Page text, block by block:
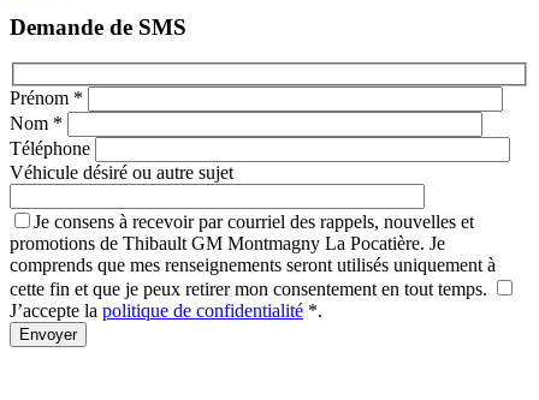
Demande de SMS
Prénom *
Nom *
Téléphone
Véhicule désiré ou autre sujet
Je consens à recevoir par courriel des rappels, nouvelles et
promotions de Thibault GM Montmagny La Pocatière. Je
comprends que mes renseignements seront utilisés uniquement à
cette fin et que je peux retirer mon consentement en tout temps.
J’accepte la politique de confidentialité *.